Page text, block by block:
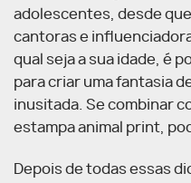
adolescentes, desde
cantoras e
qual seja a sua idade, é
para criar uma fantasia
inusitada. Se combinar
estampa animal print,
Depois de todas essas